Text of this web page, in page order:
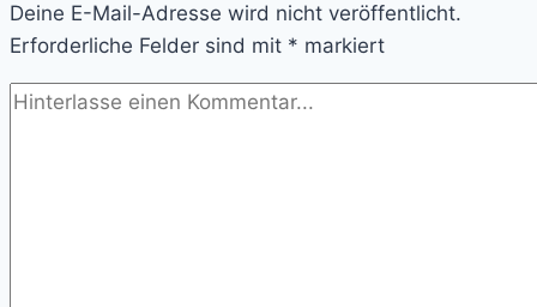
Deine E-Mail-Adresse wird nicht veröffentlicht.
Erforderliche Felder sind mit * markiert